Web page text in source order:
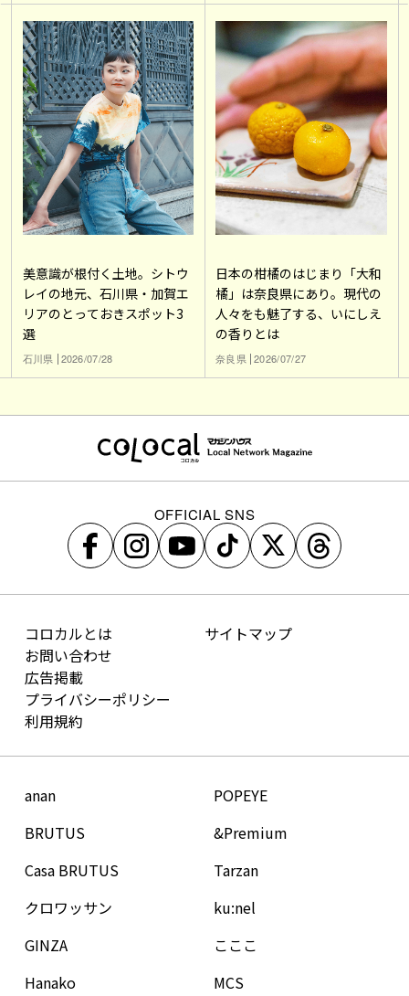
美意識が根付く土地。シトウ
レイの地元、石川県・加賀エ
リアのとっておきスポット3
選
石川県 2026/07/28
日本の柑橘のはじまり「大和
橘」は奈良県にあり。現代の
人々をも魅了する、いにしえ
の香りとは
奈良県 2026/07/27
OFFICIAL SNS
コロカルとは
お問い合わせ
広告掲載
プライバシーポリシー
利用規約
サイトマップ
anan
BRUTUS
Casa BRUTUS
クロワッサン
GINZA
Hanako
POPEYE
&Premium
Tarzan
ku:nel
こここ
MCS